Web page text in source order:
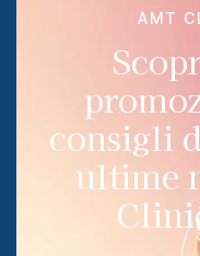
consigli
ultime
AMT